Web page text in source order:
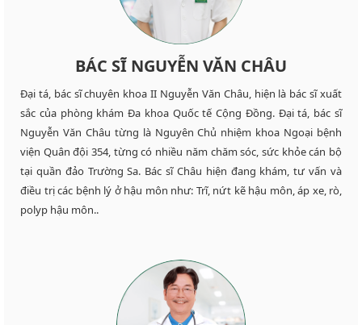
BÁC SĨ NGUYỄN VĂN CHÂU
Đại tá, bác sĩ chuyên khoa II Nguyễn Văn Châu, hiện là bác sĩ xuất
sắc của phòng khám Đa khoa Quốc tế Cộng Đồng. Đại tá, bác sĩ
Nguyễn Văn Châu từng là Nguyên Chủ nhiệm khoa Ngoại bệnh
viện Quân đội 354, từng có nhiều năm chăm sóc, sức khỏe cán bộ
tại quần đảo Trường Sa. Bác sĩ Châu hiện đang khám, tư vấn và
điều trị các bệnh lý ở hậu môn như: Trĩ, nứt kẽ hậu môn, áp xe, rò,
polyp hậu môn..